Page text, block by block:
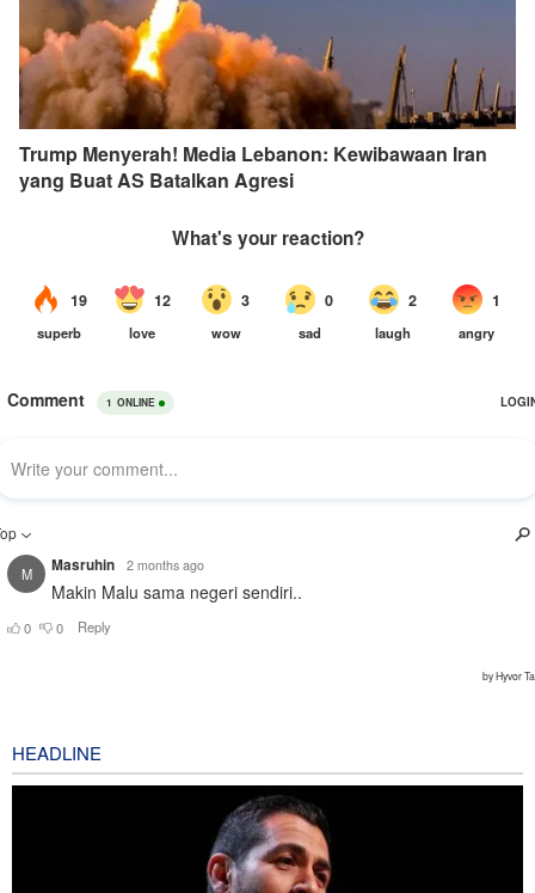
Trump Menyerah! Media Lebanon: Kewibawaan Iran
yang Buat AS Batalkan Agresi
HEADLINE